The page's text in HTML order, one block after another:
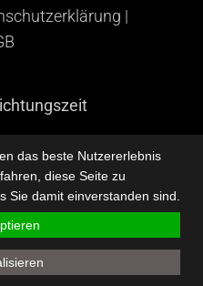
|
das beste Nutzererlebnis
diese Seite zu
Sie damit einverstanden sind.